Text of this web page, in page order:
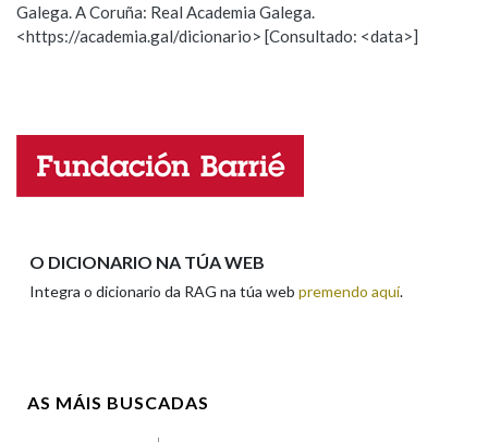
Na fraseoloxía
Marcas gramaticais
Observación Hai un erro na palabra
Propoño mellorar a definición
Nome
Galega. A Coruña: Real Academia Galega.
<https://academia.gal/dicionario> [Consultado: <data>]
O DICIONARIO NA TÚA WEB
Integra o dicionario da RAG na túa web premendo aquí.
AS MÁIS BUSCADAS